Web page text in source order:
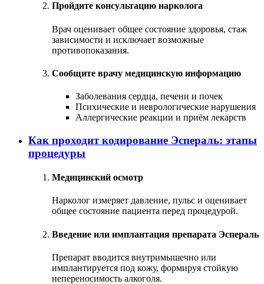
Пройдите консультацию нарколога
Врач оценивает общее состояние здоровья, стаж
зависимости и исключает возможные
противопоказания.
Сообщите врачу медицинскую информацию
Заболевания сердца, печени и почек
Психические и неврологические нарушения
Аллергические реакции и приём лекарств
Как проходит кодирование Эспераль: этапы
процедуры
Медицинский осмотр
Нарколог измеряет давление, пульс и оценивает
общее состояние пациента перед процедурой.
Введение или имплантация препарата Эспераль
Препарат вводится внутримышечно или
имплантируется под кожу, формируя стойкую
непереносимость алкоголя.